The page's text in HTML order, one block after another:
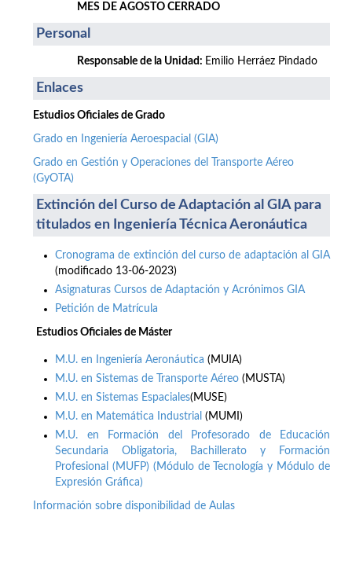
MES DE AGOSTO CERRADO
Personal
Responsable de la Unidad: Emilio Herráez Pindado
Enlaces
Estudios Oficiales de Grado
Grado en Ingeniería Aeroespacial (GIA)
Grado en Gestión y Operaciones del Transporte Aéreo
(GyOTA)
Extinción del Curso de Adaptación al GIA para
titulados en Ingeniería Técnica Aeronáutica
Cronograma de extinción del curso de adaptación al GIA
(modificado 13-06-2023)
Asignaturas Cursos de Adaptación y Acrónimos GIA
Petición de Matrícula
Estudios Oficiales de Máster
M.U. en Ingeniería Aeronáutica (MUIA)
M.U. en Sistemas de Transporte Aéreo (MUSTA)
M.U. en Sistemas Espaciales(MUSE)
M.U. en Matemática Industrial (MUMI)
M.U. en Formación del Profesorado de Educación
Secundaria Obligatoria, Bachillerato y Formación
Profesional (MUFP) (Módulo de Tecnología y Módulo de
Expresión Gráfica)
Información sobre disponibilidad de Aulas